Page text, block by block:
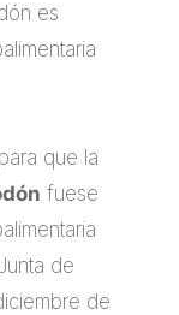
es
que la
fuese
de
de